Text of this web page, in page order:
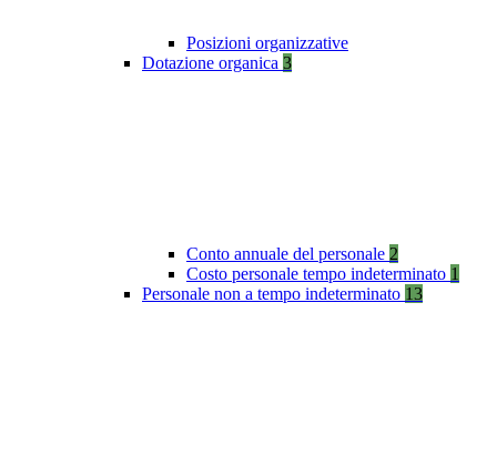
Posizioni organizzative
Dotazione organica 3
Conto annuale del personale 2
Costo personale tempo indeterminato 1
Personale non a tempo indeterminato 13